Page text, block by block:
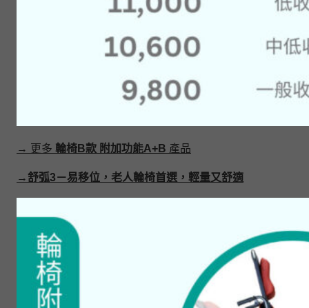
→ 更多 輪椅B款 附加功能A+B 產品
→舒弧3－易移位，老人輪椅首選，輕量又舒適